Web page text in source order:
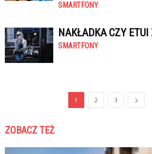
SMARTFONY
NAKŁADKA CZY
SMARTFONY
1 2 3
ZOBACZ TEŻ